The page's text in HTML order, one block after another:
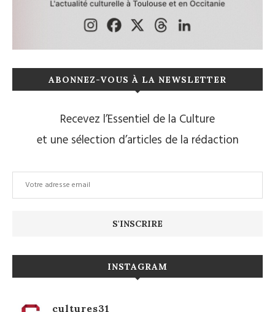
ABONNEZ-VOUS À LA NEWSLETTER
Recevez l’Essentiel de la Culture
et une sélection d’articles de la rédaction
INSTAGRAM
cultures31